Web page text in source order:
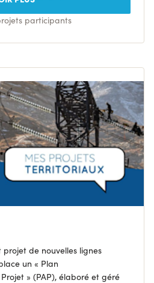
participants
projet de nouvelles lignes
un « Plan
» (PAP), élaboré et géré